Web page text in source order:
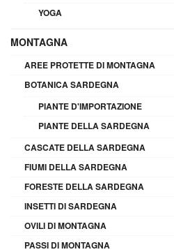
YOGA
MONTAGNA
AREE PROTETTE DI MONTAGNA
BOTANICA SARDEGNA
PIANTE D'IMPORTAZIONE
PIANTE DELLA SARDEGNA
CASCATE DELLA SARDEGNA
FIUMI DELLA SARDEGNA
FORESTE DELLA SARDEGNA
INSETTI DI SARDEGNA
OVILI DI MONTAGNA
PASSI DI MONTAGNA